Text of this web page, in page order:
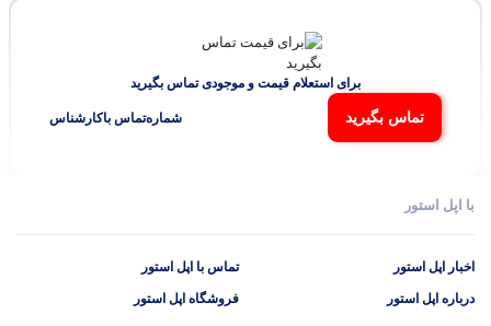
برای استعلام قیمت و موجودی تماس بگیرید
تماس بگیرید شماره‌تماس‌ با‌کارشناس
با اپل استور
اخبار اپل استور
درباره اپل استور
تماس با اپل استور
فروشگاه اپل استور